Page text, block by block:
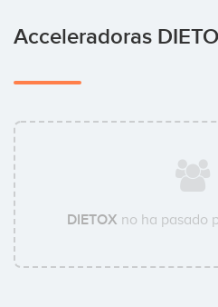
Gin Venture
Inversor
Acceleradoras
DIETOX no ha pasado